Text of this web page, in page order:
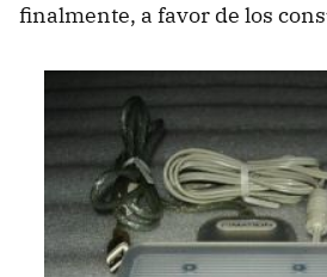
finalmente, a favor de los